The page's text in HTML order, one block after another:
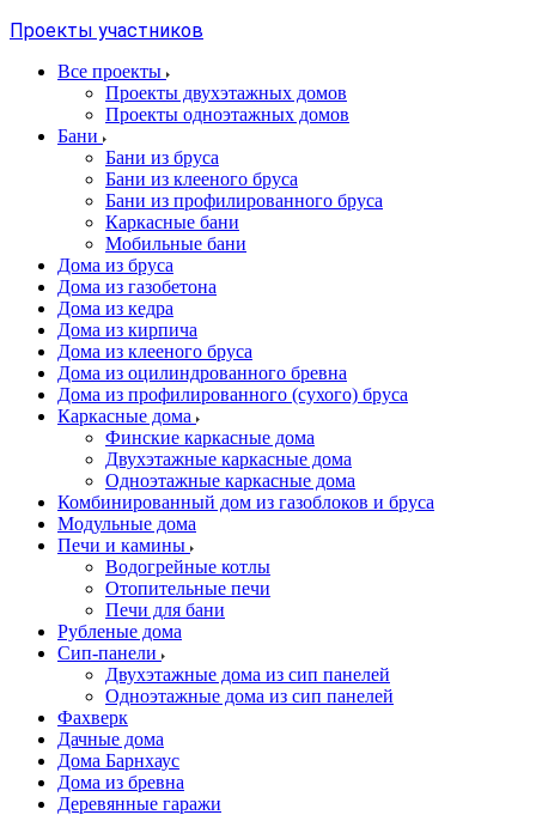
Проекты участников
Все проекты
Проекты двухэтажных домов
Проекты одноэтажных домов
Бани
Бани из бруса
Бани из клееного бруса
Бани из профилированного бруса
Каркасные бани
Мобильные бани
Дома из бруса
Дома из газобетона
Дома из кедра
Дома из кирпича
Дома из клееного бруса
Дома из оцилиндрованного бревна
Дома из профилированного (сухого) бруса
Каркасные дома
Финские каркасные дома
Двухэтажные каркасные дома
Одноэтажные каркасные дома
Комбинированный дом из газоблоков и бруса
Модульные дома
Печи и камины
Водогрейные котлы
Отопительные печи
Печи для бани
Рубленые дома
Сип-панели
Двухэтажные дома из сип панелей
Одноэтажные дома из сип панелей
Фахверк
Дачные дома
Дома Барнхаус
Дома из бревна
Деревянные гаражи